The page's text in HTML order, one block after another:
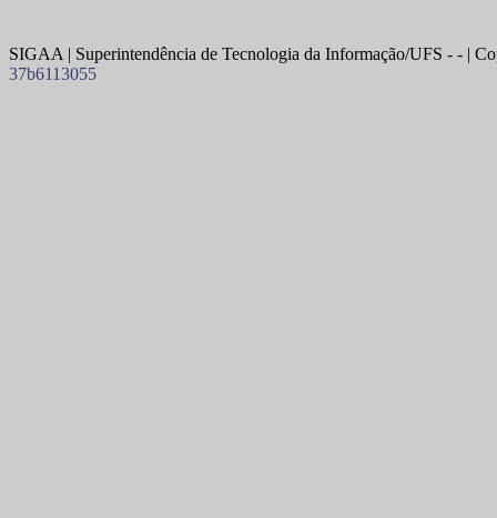
SIGAA | Superintendência de Tecnologia da Informação/UFS - - |
37b6113055